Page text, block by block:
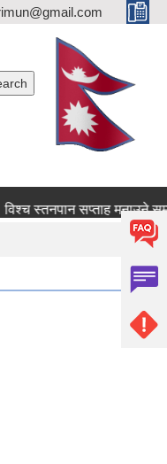
सप्ताह मनाउने सम्बन्धी